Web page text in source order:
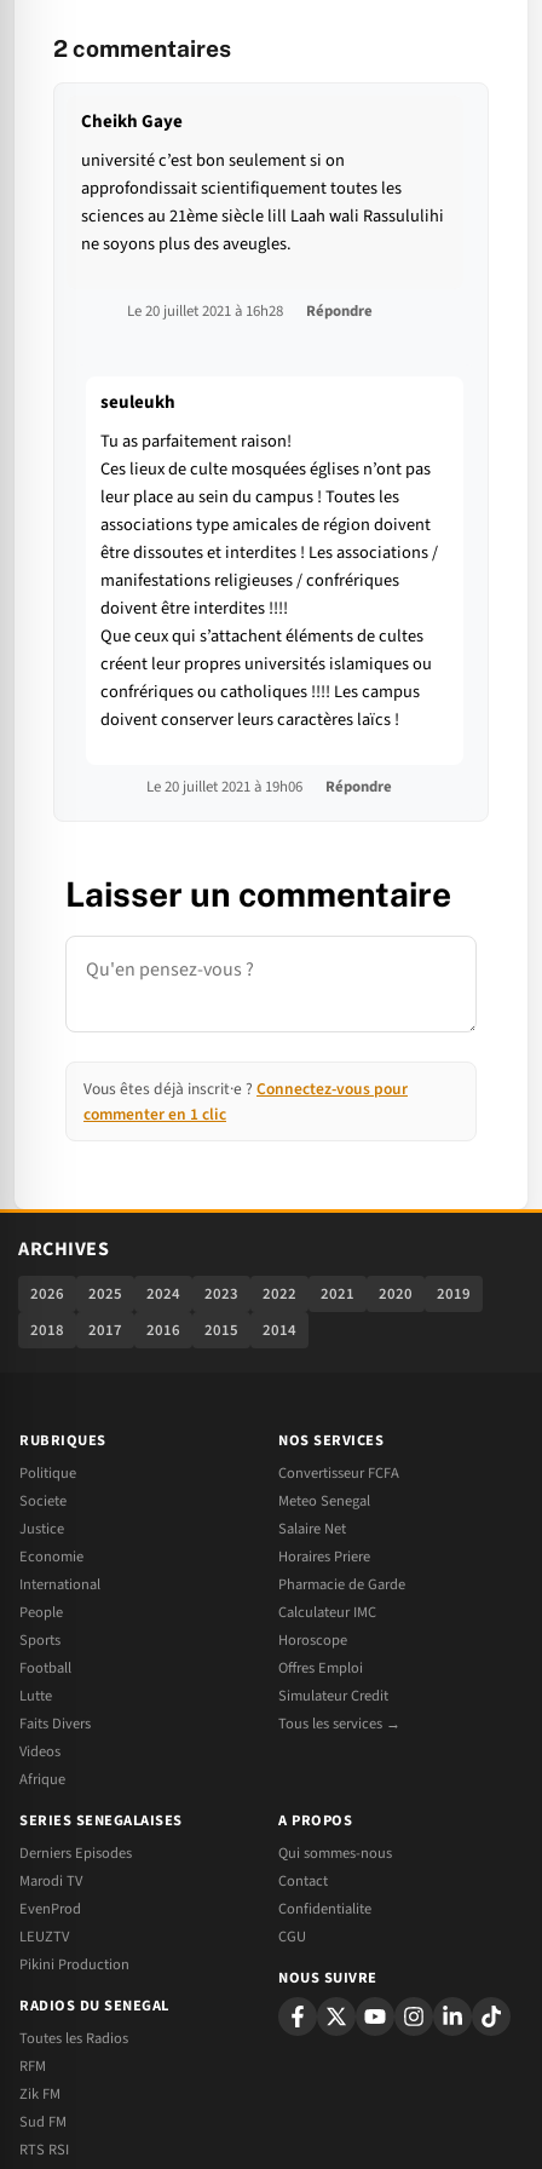
2commentaires
Cheikh Gaye
université c’est bon seulement si on
approfondissait scientifiquement toutes les
sciences au 21ème siècle lill Laah wali Rassululihi
ne soyons plus des aveugles.
Le 20 juillet 2021 à 16h28 Répondre
seuleukh
Tu as parfaitement raison!
Ces lieux de culte mosquées églises n’ont pas
leur place au sein du campus ! Toutes les
associations type amicales de région doivent
être dissoutes et interdites ! Les associations /
manifestations religieuses / confrériques
doivent être interdites !!!!
Que ceux qui s’attachent éléments de cultes
créent leur propres universités islamiques ou
confrériques ou catholiques !!!! Les campus
doivent conserver leurs caractères laïcs !
Le 20 juillet 2021 à 19h06 Répondre
Laisser un commentaire
Commentaire
Vous êtes déjà inscrit·e ? Connectez-vous pour
commenter en 1 clic
ARCHIVES
2026 2025 2024 2023 2022 2021 2020
2019
2018
2017 2016 2015 2014
RUBRIQUES
Politique
Societe
Justice
Economie
International
People
Sports
Football
Lutte
Faits Divers
Videos
Afrique
NOS SERVICES
Convertisseur FCFA
Meteo Senegal
Salaire Net
Horaires Priere
Pharmacie de Garde
Calculateur IMC
Horoscope
Offres Emploi
Simulateur Credit
Tous les services →
SERIES SENEGALAISES
Derniers Episodes
Marodi TV
EvenProd
LEUZTV
Pikini Production
RADIOS DU SENEGAL
Toutes les Radios
RFM
Zik FM
Sud FM
RTS RSI
A PROPOS
Qui sommes-nous
Contact
Confidentialite
CGU
NOUS SUIVRE